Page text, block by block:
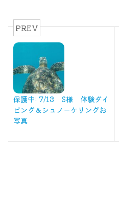
PREV
保護中: 7/13 S様 体験ダイ
ビング＆シュノーケリングお
写真